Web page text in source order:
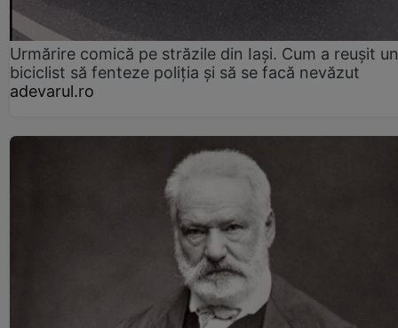
Urmărire comică pe străzile din Iași. Cum a reușit un
biciclist să fenteze poliția și să se facă nevăzut
adevarul.ro